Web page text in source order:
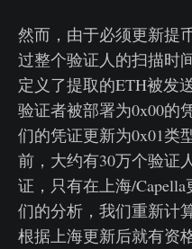
然而，由于必须更新提
过整个验证人的扫描时
定义了提取的ETH被发
验证者被部署为0x00的
们的凭证更新为0x01类
前，大约有30万个验证
证，只有在上海/
们的分析，我们重新计
根据上海更新后就有资